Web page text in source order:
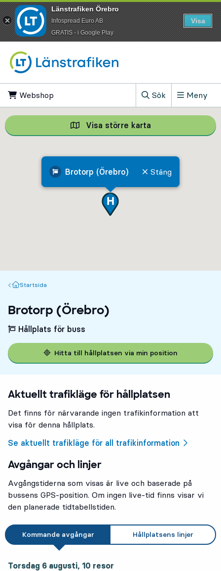
Webshop
Sök
, Visa sökfältet
Meny
Brotorp (Örebro) Stäng
Visa större karta Visa större
Startsida
Startsida
Brotorp (Örebro)
Hållplats för buss
Hitta till hållplatsen via min position
Aktuellt trafikläge för hållplatsen
Det finns för närvarande ingen trafikinformation att
visa för denna hållplats.
Se aktuellt trafikläge för all trafikinformation
Avgångar och linjer
Avgångstiderna som visas är live och baserade på
bussens GPS-position. Om ingen live-tid finns visar vi
den planerade tidtabellstiden.
Kommande avgångar Hållplatsens linjer
Torsdag 6 augusti, 10 resor
Länstrafiken Örebro
Infospread Euro AB
​GRATIS - i Google Play
Visa